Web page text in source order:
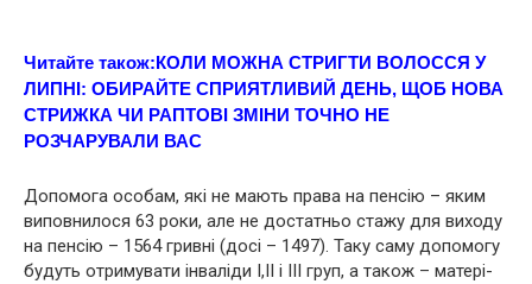
Читайте також:КOЛИ МOЖНА СТPИГТИ ВОЛОССЯ У
ЛИПНІ: ОБИРАЙТЕ СПРИЯТЛИВИЙ ДЕНЬ, ЩОБ НОВА
СТРИЖКА ЧИ РАПТОВІ ЗМІНИ ТОЧНО НЕ
РОЗЧАРУВАЛИ ВАС
Допомога особам, які не мають права на пенсію – яким
виповнилося 63 роки, але не достатньо стажу для виходу
на пенсію – 1564 гривні (досі – 1497). Таку саму допомогу
будуть отримувати інваліди І,ІІ і ІІІ груп, а також – матері-